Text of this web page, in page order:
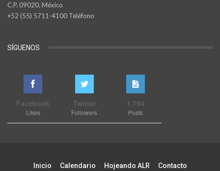
C.P. 09020, México
+52 (55) 5711-4100 Teléfono
SÍGUENOS
Facebook
Likes
Twitter
Followers
1,794
Posts
Inicio Calendario Hojeando ALR Contacto